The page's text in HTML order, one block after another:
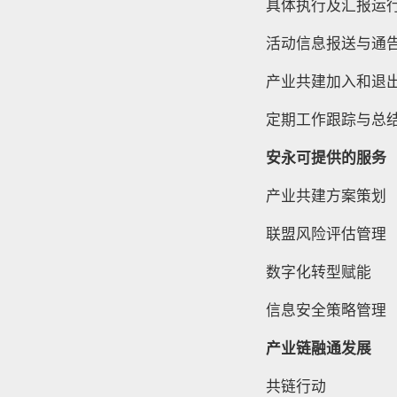
具体执行及汇报运
活动信息报送与通
产业共建加入和退
定期工作跟踪与总
安永可提供的服务
产业共建方案策划
联盟风险评估管理
数字化转型赋能
信息安全策略管理
产业链融通发展
共链行动